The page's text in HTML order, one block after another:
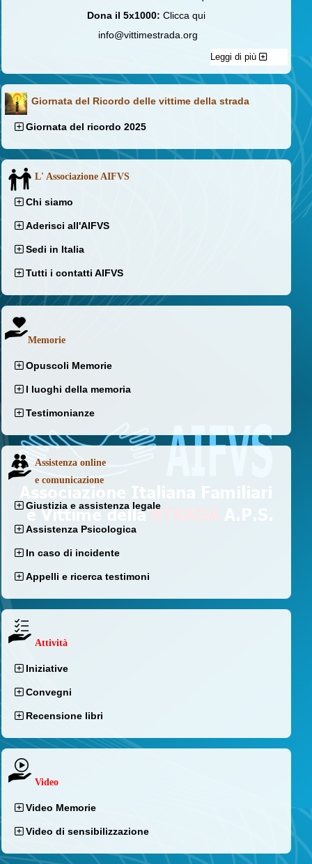
Dona il 5x1000: Clicca qui
info@vittimestrada.org
Leggi di più
Giornata del Ricordo delle vittime della strada
Giornata del ricordo 2025
L' Associazione AIFVS
Chi siamo
Aderisci all'AIFVS
Sedi in Italia
Tutti i contatti AIFVS
Memorie
Opuscoli Memorie
I luoghi della memoria
Testimonianze
Assistenza online
e comunicazione
Giustizia e assistenza legale
Assistenza Psicologica
In caso di incidente
Appelli e ricerca testimoni
Attività
Iniziative
Convegni
Recensione libri
Video
Video Memorie
Video di sensibilizzazione